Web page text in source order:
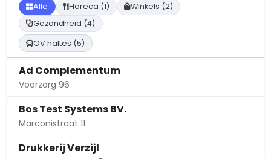
Alle Horeca (1)
Winkels (2)
Gezondheid (4)
OV haltes (5)
Ad Complementum
Voorzorg 96
Bos Test Systems BV.
Marconistraat 11
Drukkerij Verzijl